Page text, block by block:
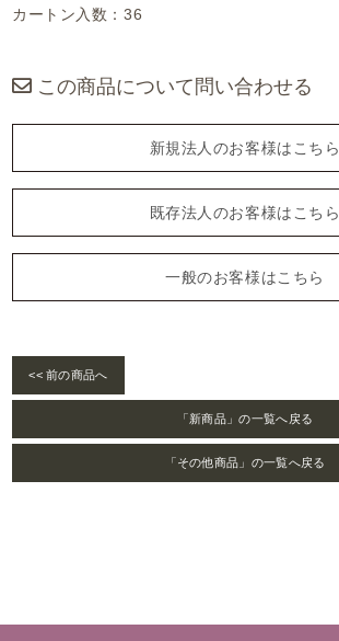
カートン入数：36
この商品について問い合わせる
新規法人のお客様はこちら
既存法人のお客様はこちら
一般のお客様はこちら
<< 前の商品へ
「新商品」の一覧へ戻る
「その他商品」の一覧へ戻る